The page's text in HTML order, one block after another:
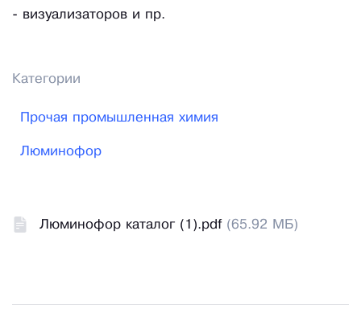
- визуализаторов и пр.
Категории
Прочая промышленная химия
Люминофор
Люминофор каталог (1).pdf (65.92 МБ)